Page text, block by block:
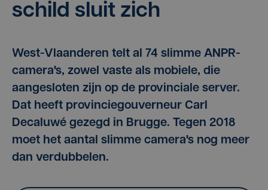
schild sluit zich
West-Vlaanderen telt al 74 slimme ANPR-
camera's, zowel vaste als mobiele, die
aangesloten zijn op de provinciale server.
Dat heeft provinciegouverneur Carl
Decaluwé gezegd in Brugge. Tegen 2018
moet het aantal slimme camera's nog meer
dan verdubbelen.